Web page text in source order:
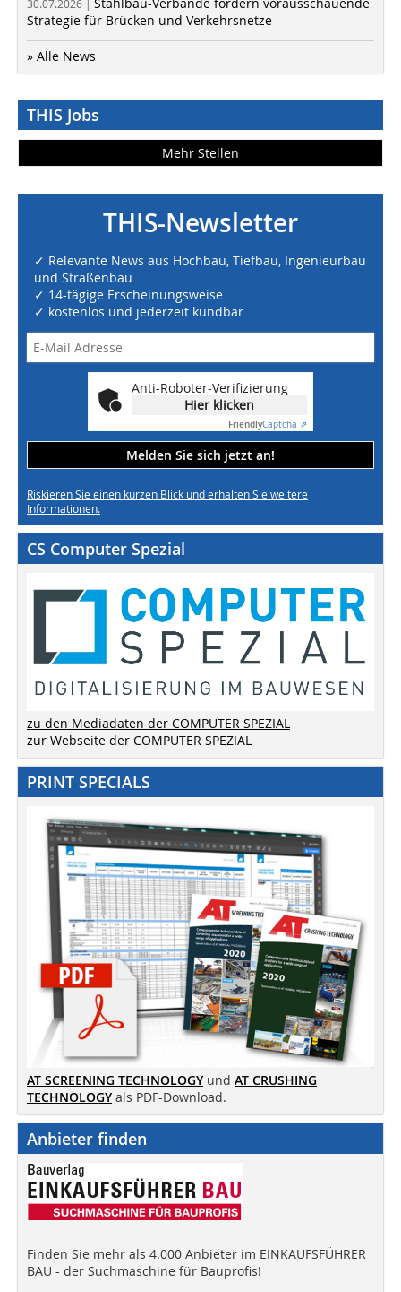
30.07.2026 | Stahlbau-Verbände fordern vorausschauende
Strategie für Brücken und Verkehrsnetze
» Alle News
THIS Jobs
Mehr Stellen
THIS-Newsletter
✓ Relevante News aus Hochbau, Tiefbau, Ingenieurbau
und Straßenbau
✓ 14-tägige Erscheinungsweise
✓ kostenlos und jederzeit kündbar
Anti-Roboter-Verifizierung
Hier klicken
FriendlyCaptcha ⇗
Melden Sie sich jetzt an!
Riskieren Sie einen kurzen Blick und erhalten Sie weitere
Informationen.
CS Computer Spezial
zu den Mediadaten der COMPUTER SPEZIAL
zur Webseite der COMPUTER SPEZIAL
PRINT SPECIALS
AT SCREENING TECHNOLOGY und AT CRUSHING
TECHNOLOGY als PDF-Download.
Anbieter finden
Finden Sie mehr als 4.000 Anbieter im EINKAUFSFÜHRER
BAU - der Suchmaschine für Bauprofis!